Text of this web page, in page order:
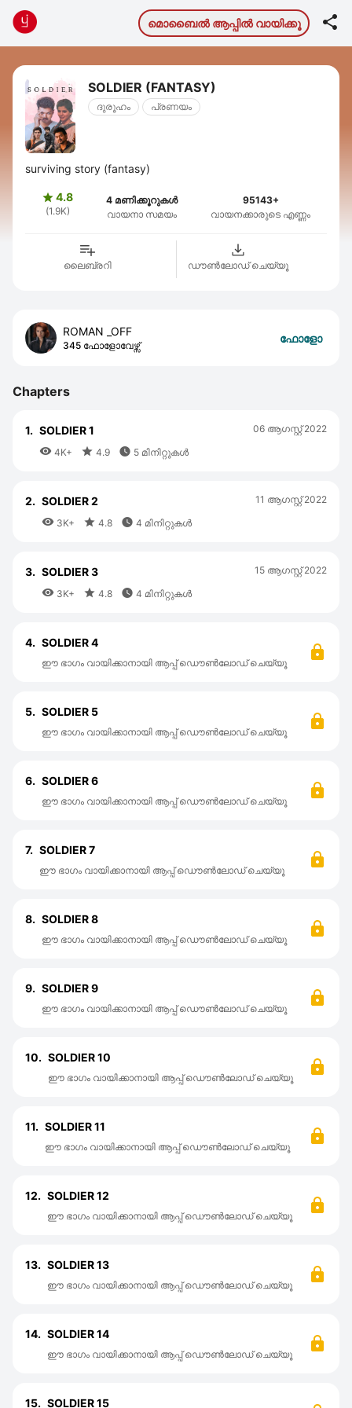
മൊബൈല്‍ ആപ്പില്‍ വായിക്കൂ 
SOLDIER (FANTASY)
ദുരൂഹം പ്രണയം
surviving story (fantasy)
4.8
(1.9K)
4 മണിക്കൂറുകൾ
വായനാ സമയം
95143+
വായനക്കാരുടെ എണ്ണം
ലൈബ്രറി ഡൗണ്‍ലോഡ് ചെയ്യൂ
ROMAN _OFF
345 ഫോളോവേഴ്സ്
ഫോളോ
Chapters
1. SOLDIER 1
 4K+  4.9  5 മിനിറ്റുകൾ
06 ആഗസ്റ്റ്‌ 2022
2. SOLDIER 2
 3K+  4.8  4 മിനിറ്റുകൾ
11 ആഗസ്റ്റ്‌ 2022
3. SOLDIER 3
 3K+  4.8  4 മിനിറ്റുകൾ
15 ആഗസ്റ്റ്‌ 2022
4. SOLDIER 4
ഈ ഭാഗം വായിക്കാനായി ആപ്പ് ഡൌൺലോഡ് ചെയ്യൂ
5. SOLDIER 5
ഈ ഭാഗം വായിക്കാനായി ആപ്പ് ഡൌൺലോഡ് ചെയ്യൂ
6. SOLDIER 6
ഈ ഭാഗം വായിക്കാനായി ആപ്പ് ഡൌൺലോഡ് ചെയ്യൂ
7. SOLDIER 7
ഈ ഭാഗം വായിക്കാനായി ആപ്പ് ഡൌൺലോഡ് ചെയ്യൂ
8. SOLDIER 8
ഈ ഭാഗം വായിക്കാനായി ആപ്പ് ഡൌൺലോഡ് ചെയ്യൂ
9. SOLDIER 9
ഈ ഭാഗം വായിക്കാനായി ആപ്പ് ഡൌൺലോഡ് ചെയ്യൂ
10. SOLDIER 10
ഈ ഭാഗം വായിക്കാനായി ആപ്പ് ഡൌൺലോഡ് ചെയ്യൂ
11. SOLDIER 11
ഈ ഭാഗം വായിക്കാനായി ആപ്പ് ഡൌൺലോഡ് ചെയ്യൂ
12. SOLDIER 12
ഈ ഭാഗം വായിക്കാനായി ആപ്പ് ഡൌൺലോഡ് ചെയ്യൂ
13. SOLDIER 13
ഈ ഭാഗം വായിക്കാനായി ആപ്പ് ഡൌൺലോഡ് ചെയ്യൂ
14. SOLDIER 14
ഈ ഭാഗം വായിക്കാനായി ആപ്പ് ഡൌൺലോഡ് ചെയ്യൂ
15. SOLDIER 15